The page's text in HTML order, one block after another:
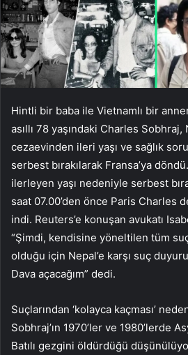
Hintli bir baba ile Vietnamlı bir
asıllı 78 yaşındaki Charles Sobhraj,
cezaevinden ileri yaşı ve sağlık
serbest bırakılarak Fransa’ya
ilerleyen yaşı nedeniyle serbest
saat 07.00’den önce Paris Charles
indi. Reuters’e konuşan avukatı
“Şimdi, kendisine yöneltilen tüm
olduğu için Nepal’e karşı suç
Dava açacağım” dedi.
Suçlarından ‘kolayca kaçması’
Sobhraj’ın 1970’ler ve 1980’lerde
Batılı gezgini öldürdüğü